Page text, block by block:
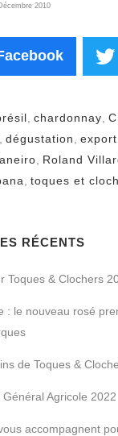
2010
chardonnay
dégustation export
Roland
toques et
RÉCENTS
Toques & Clochers
: le nouveau rosé
de Toques &
Agricole 2022
accompagnent